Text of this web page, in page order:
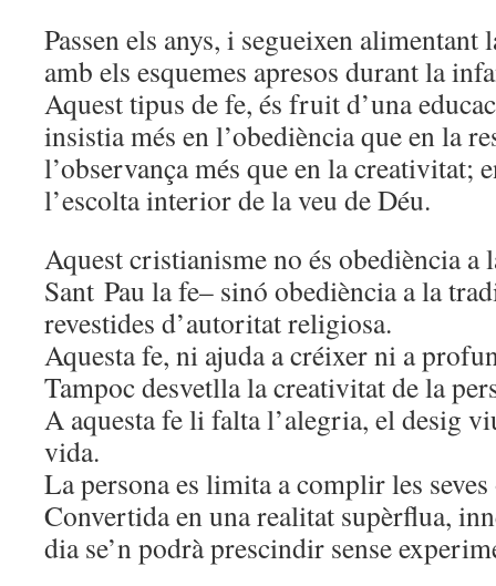
Passen els anys, i segueixen alimentant
amb els esquemes apresos durant la
Aquest tipus de fe, és fruit d’una
insistia més en l’obediència que en la
l’observança més que en la creativitat;
l’escolta interior de la veu de Déu.
Aquest cristianisme no és obediència
Sant Pau la fe– sinó obediència a la
revestides d’autoritat religiosa.
Aquesta fe, ni ajuda a créixer ni a
Tampoc desvetlla la creativitat de la
A aquesta fe li falta l’alegria, el desig
vida.
La persona es limita a complir les
Convertida en una realitat supèrflua,
dia se’n podrà prescindir sense